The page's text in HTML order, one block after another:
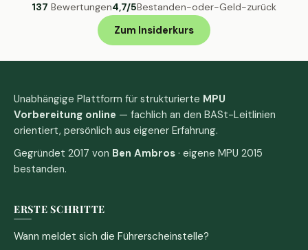
137 Bewertungen4,7/5Bestanden-oder-Geld-zurück
Zum Insiderkurs
Unabhängige Plattform für strukturierte MPU
Vorbereitung online — fachlich an den BASt-Leitlinien
orientiert, persönlich aus eigener Erfahrung.
Gegründet 2017 von Ben Ambros · eigene MPU 2015
bestanden.
ERSTE SCHRITTE
Wann meldet sich die Führerscheinstelle?